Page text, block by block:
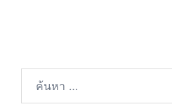
ค้นหา